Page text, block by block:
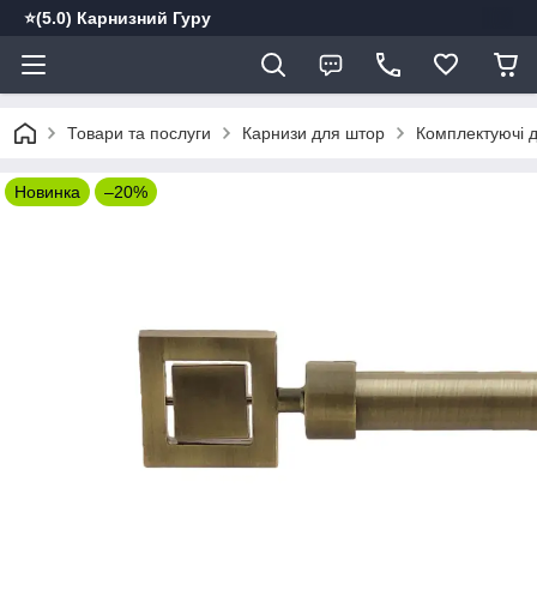
⭐️(5.0) Карнизний Гуру
Товари та послуги Карнизи для штор Комплектуючі
Новинка –20%